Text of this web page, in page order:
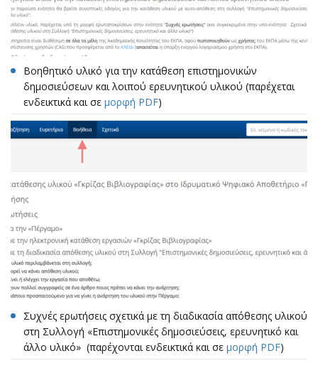
Βοηθητικό υλικό για την κατάθεση επιστημονικών
δημοσιεύσεων και λοιπού ερευνητικού υλικού (παρέχεται
ενδεικτικά και σε μορφή PDF)
Συχνές ερωτήσεις σχετικά με τη διαδικασία απόθεσης υλικού
στη Συλλογή «Επιστημονικές δημοσιεύσεις, ερευνητικό και
άλλο υλικό» (παρέχονται ενδεικτικά και σε μορφή PDF)